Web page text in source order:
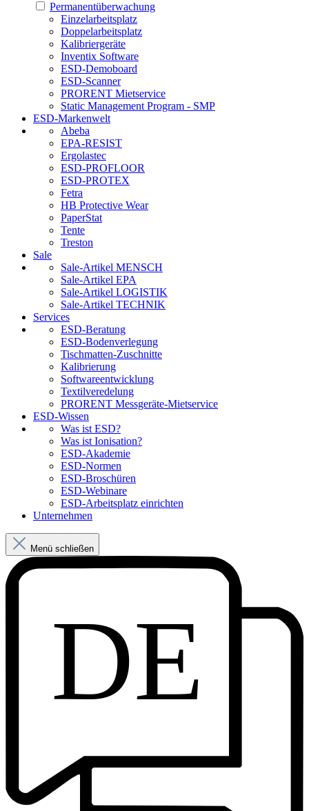
Permanentüberwachung
Einzelarbeitsplatz
Doppelarbeitsplatz
Kalibriergeräte
Inventix Software
ESD-Demoboard
ESD-Scanner
PRORENT Mietservice
Static Management Program - SMP
ESD-Markenwelt
Abeba
EPA-RESIST
Ergolastec
ESD-PROFLOOR
ESD-PROTEX
Fetra
HB Protective Wear
PaperStat
Tente
Treston
Sale
Sale-Artikel MENSCH
Sale-Artikel EPA
Sale-Artikel LOGISTIK
Sale-Artikel TECHNIK
Services
ESD-Beratung
ESD-Bodenverlegung
Tischmatten-Zuschnitte
Kalibrierung
Softwareentwicklung
Textilveredelung
PRORENT Messgeräte-Mietservice
ESD-Wissen
Was ist ESD?
Was ist Ionisation?
ESD-Akademie
ESD-Normen
ESD-Broschüren
ESD-Webinare
ESD-Arbeitsplatz einrichten
Unternehmen
Menü schließen
DE